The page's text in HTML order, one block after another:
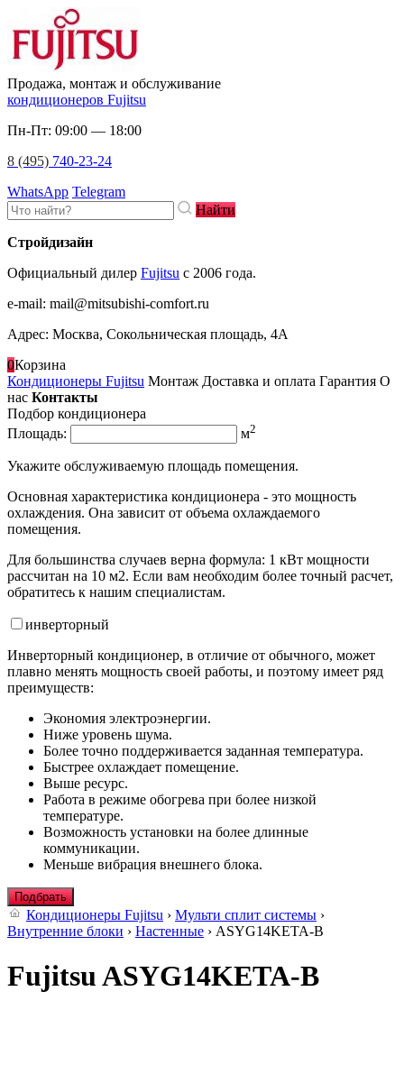
Продажа, монтаж и обслуживание
кондиционеров Fujitsu
Пн-Пт: 09:00 — 18:00
8 (495) 740-23-24
WhatsApp Telegram
Найти
Стройдизайн
Официальный дилер Fujitsu c 2006 года.
e-mail: mail@mitsubishi-comfort.ru
Адрес: Москва, Сокольническая площадь, 4А
0Корзина
Кондиционеры Fujitsu Монтаж Доставка и оплата Гарантия О
нас Контакты
Подбор кондиционера
Площадь:
м2
Укажите обслуживаемую площадь помещения.
Основная характеристика кондиционера - это мощность
охлаждения. Она зависит от объема охлаждаемого
помещения.
Для большинства случаев верна формула: 1 кВт мощности
рассчитан на 10 м2. Если вам необходим более точный расчет,
обратитесь к нашим специалистам.
инверторный
Инверторный кондиционер, в отличие от обычного, может
плавно менять мощность своей работы, и поэтому имеет ряд
преимуществ:
Экономия электроэнергии.
Ниже уровень шума.
Более точно поддерживается заданная температура.
Быстрее охлаждает помещение.
Выше ресурс.
Работа в режиме обогрева при более низкой
температуре.
Возможность установки на более длинные
коммуникации.
Меньше вибрация внешнего блока.
Подбрать
Кондиционеры Fujitsu › Мульти сплит системы ›
Внутренние блоки › Настенные › ASYG14KETA-B
Fujitsu ASYG14KETA-B